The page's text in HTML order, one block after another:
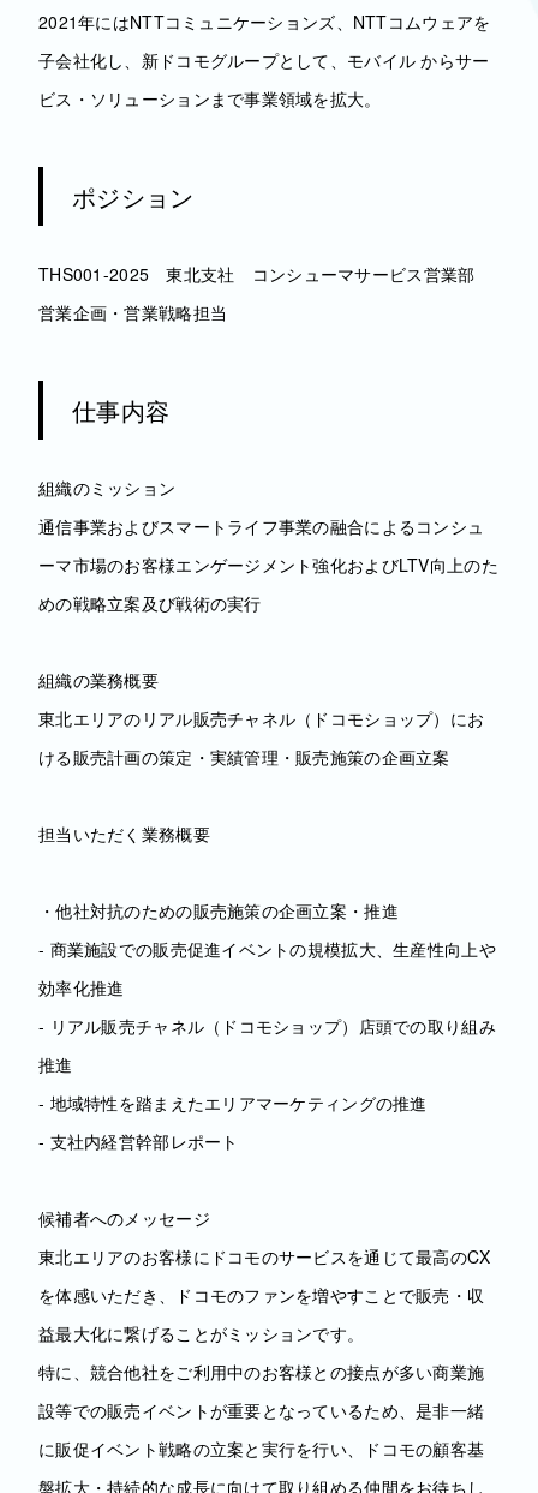
2021年にはNTTコミュニケーションズ、NTTコムウェアを
子会社化し、新ドコモグループとして、モバイル からサー
ビス・ソリューションまで事業領域を拡大。
ポジション
THS001-2025 東北支社 コンシューマサービス営業部
営業企画・営業戦略担当
仕事内容
組織のミッション
通信事業およびスマートライフ事業の融合によるコンシュ
ーマ市場のお客様エンゲージメント強化およびLTV向上のた
めの戦略立案及び戦術の実行
組織の業務概要
東北エリアのリアル販売チャネル（ドコモショップ）にお
ける販売計画の策定・実績管理・販売施策の企画立案
担当いただく業務概要
・他社対抗のための販売施策の企画立案・推進
- 商業施設での販売促進イベントの規模拡大、生産性向上や
効率化推進
‐ リアル販売チャネル（ドコモショップ）店頭での取り組み
推進
‐ 地域特性を踏まえたエリアマーケティングの推進
‐ 支社内経営幹部レポート
候補者へのメッセージ
東北エリアのお客様にドコモのサービスを通じて最高のCX
を体感いただき、ドコモのファンを増やすことで販売・収
益最大化に繋げることがミッションです。
特に、競合他社をご利用中のお客様との接点が多い商業施
設等での販売イベントが重要となっているため、是非一緒
に販促イベント戦略の立案と実行を行い、ドコモの顧客基
盤拡大・持続的な成長に向けて取り組める仲間をお待ちし